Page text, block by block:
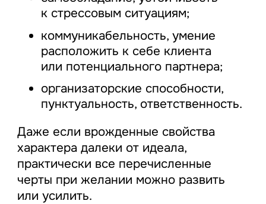
к стрессовым ситуациям;
коммуникабельность, умение
расположить к себе клиента
или потенциального партнера;
организаторские способности,
пунктуальность, ответственность.
Даже если врожденные свойства
характера далеки от идеала,
практически все перечисленные
черты при желании можно развить
или усилить.